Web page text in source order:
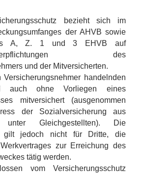
bezieht sich im
der AHVB sowie
A, Z. 1 und 3 EHVB auf
des
und der Mitversicherten.
handelnden
auch ohne Vorliegen eines
mitversichert (ausgenommen
der Sozialversicherung aus
unter Gleichgestellten). Die
gilt jedoch nicht für Dritte, die
zur Erreichung des
tätig werden.
vom Versicherungsschutz